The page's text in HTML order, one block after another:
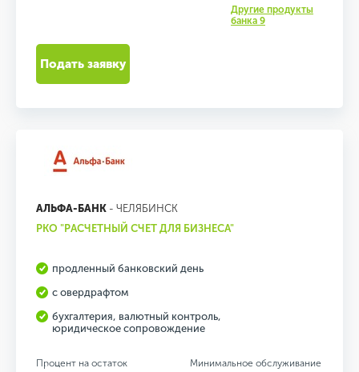
Другие продукты
банка 9
Подать заявку
АЛЬФА-БАНК - ЧЕЛЯБИНСК
РКО "РАСЧЕТНЫЙ СЧЕТ ДЛЯ БИЗНЕСА"
продленный банковский день
с овердрафтом
бухгалтерия, валютный контроль,
юридическое сопровождение
Процент на остаток
Минимальное обслуживание